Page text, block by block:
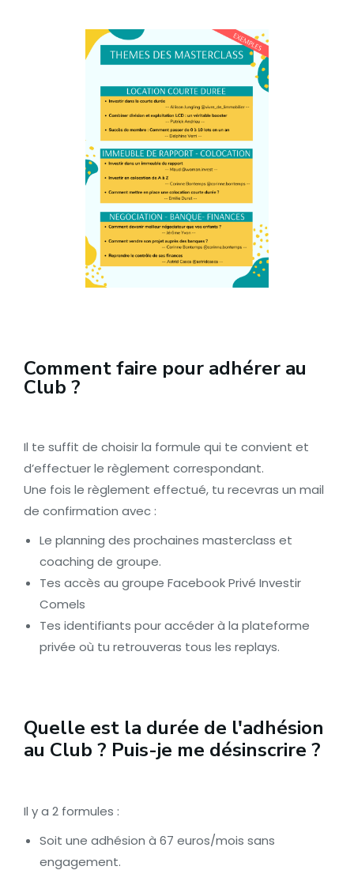
Comment faire pour adhérer au
Club ?
Il te suffit de choisir la formule qui te convient et
d’effectuer le règlement correspondant.
Une fois le règlement effectué, tu recevras un mail
de confirmation avec :
Le planning des prochaines masterclass et
coaching de groupe.
Tes accès au groupe Facebook Privé Investir
Comels
Tes identifiants pour accéder à la plateforme
privée où tu retrouveras tous les replays.
Quelle est la durée de l'adhésion
au Club ? Puis-je me désinscrire ?
Il y a 2 formules :
Soit une adhésion à 67 euros/mois sans
engagement.